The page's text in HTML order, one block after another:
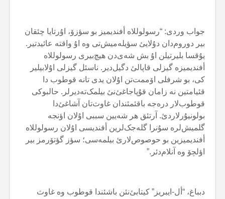
جواب وردی: “رسولوللاە أفندیمیز بو سؤزۆ، اۇرتایا چئقان
بیر دوروم‌دان دۇلایئ سؤیلەمیش‌تی وە اۇ واقتە عائیدتیر.
یۇقسا بلیرتیلن اۇ بش شەی‌دن هیچ‌بیری رسولوللاە
أفندیمیزە گیزلی قاپالئ دگیل‌دیر. ناسئل گیزلی اۇلابیلیر
کی، بو شرفلی اۆممت‌تن اۇلان یدی تانە قوطوب دا
قئیامتین نە زامان قۇپاجاغئ‌نئ بیلمک‌تەدیرلر. حالبوکی
قوطوب‌لار درەجە باقئمئندان غاوث‌تان آشاغئ‌دا
بولونیۇرلاردئ. آرتئق هر شەیین سببی اۇلان اؤنجە
گلمیش‌لرە سۇنرا گلەجک‌لرین أفندیسی اۇلان رسولوللاە
أفندیمیزین بو حوصوص‌لارئ بیلمەسی؛ سؤز گؤتۆرمز بیر
اؤلچۆ وە آنلام‌دئر.”
دبباغ، “أل-ایبریز” کیتابئ‌نئن باشئندا قوطوب وە غاوث